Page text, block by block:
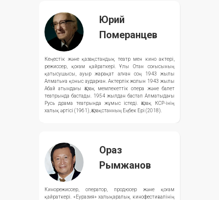
Юрий
Померанцев
Кеңестік және қазақстандық театр мен кино актері,
режиссер, қоғам қайраткері. Ұлы Отан соғысының
қатысушысы, ауыр жарақат алған соң 1943 жылы
Алматыға қоныс аударған. Актерлік жолын 1943 жылы
Абай атындағы Қазақ мемлекеттік опера және балет
театрында бастады. 1954 жылдан бастап Алматыдағы
Русь драма театрында жұмыс істеді. Қазақ КСР-інің
халық әртісі (1961), Қазақстанның Еңбек Ері (2018).
Ораз
Рымжанов
Кинорежиссер, оператор, продюсер және қоғам
қайраткері. «Еуразия» халықаралық кинофестивалінің